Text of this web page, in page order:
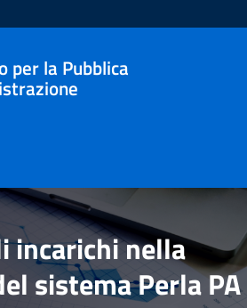
per la Pubblica
incarichi nella
sistema Perla PA